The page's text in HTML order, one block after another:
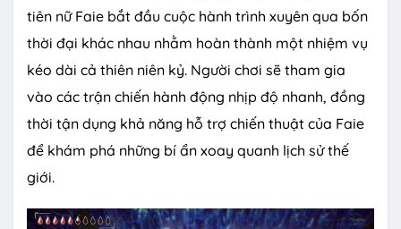
tiên nữ Faie bắt đầu cuộc hành trình xuyên qua bốn
thời đại khác nhau nhằm hoàn thành một nhiệm vụ
kéo dài cả thiên niên kỷ. Người chơi sẽ tham gia
vào các trận chiến hành động nhịp độ nhanh, đồng
thời tận dụng khả năng hỗ trợ chiến thuật của Faie
để khám phá những bí ẩn xoay quanh lịch sử thế
giới.